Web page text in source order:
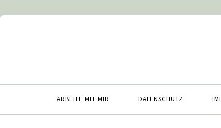
ARBEITE MIT MIR DATENSCHUTZ